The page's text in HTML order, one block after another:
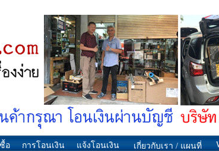
อ การโอนเงิน แจ้งโอนเงิน เกี่ยวกับเรา / แผนที่